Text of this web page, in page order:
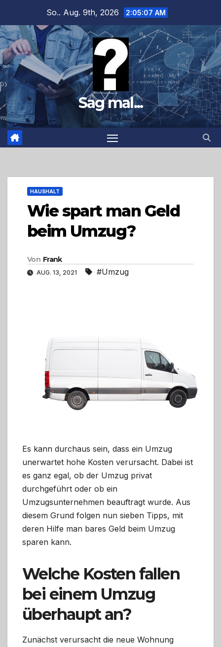
springen
So.. Aug. 9th, 2026 2:05:08 AM
Sag mal...
HAUSHALT
Wie spart man Geld
beim Umzug?
Von Frank
AUG. 13, 2021 #Umzug
Es kann durchaus sein, dass ein Umzug
unerwartet hohe Kosten verursacht. Dabei ist
es ganz egal, ob der Umzug privat
durchgeführt oder ob ein
Umzugsunternehmen beauftragt wurde. Aus
diesem Grund folgen nun sieben Tipps, mit
deren Hilfe man bares Geld beim Umzug
sparen kann.
Welche Kosten fallen
bei einem Umzug
überhaupt an?
Zunächst verursacht die neue Wohnung